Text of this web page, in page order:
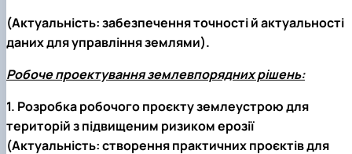
(Актуальність: забезпечення точності й актуальності
даних для управління землями).
Робоче проектування землевпорядних рішень:
1. Розробка робочого проєкту землеустрою для
територій з підвищеним ризиком ерозії
(Актуальність: створення практичних проєктів для